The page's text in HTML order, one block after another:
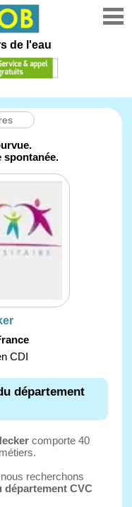
de l'eau
spontanée.
CDI
département
comporte 40
recherchons
CVC